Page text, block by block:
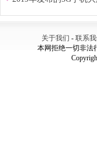
关于我们 - 联系
本网拒绝一切非法